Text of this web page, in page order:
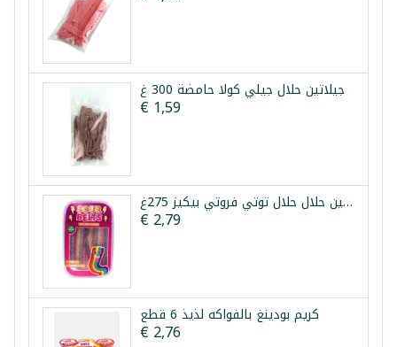
جيلاتين حلال جيلي كولا حامضة 300 غ
€ 1,59
جيلاتين حلال حلال توتي فروتي بيكيز 275غ
€ 2,79
كريم بودينغ بالفواكه لذيذ 6 قطع
€ 2,76